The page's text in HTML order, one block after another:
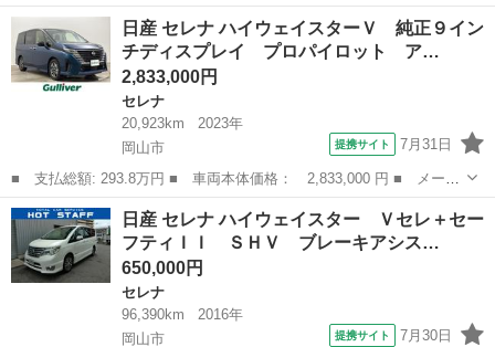
名： 日産 ■ 車種名： セレナ ■ グレード名： ｅ－パワー ハ
イウェイスターＶ 黒革シート 禁煙車 ＡＬＰＩＮＥ１１インチナ
ビ フルセ...
岡山 岡山市 セレナ
日産 セレナ ハイウェイスターＶ 純正９イン
チディスプレイ プロパイロット ア…
2,833,000円
セレナ
20,923km
2023年
岡山市
提携サイト 7月31日
■ 支払総額: 293.8万円 ■ 車両本体価格： 2,833,000 円 ■ メーカ
ー名： 日産 ■ 車種名： セレナ ■ グレード名： ハイウェイス
ターＶ 純正９インチディスプレイ プロパイロット アラウンドビ
ューモニ...
岡山 岡山市 セレナ
日産 セレナ ハイウェイスター Ｖセレ＋セー
フティＩＩ ＳＨＶ ブレーキアシス…
650,000円
セレナ
96,390km
2016年
岡山市
提携サイト 7月30日